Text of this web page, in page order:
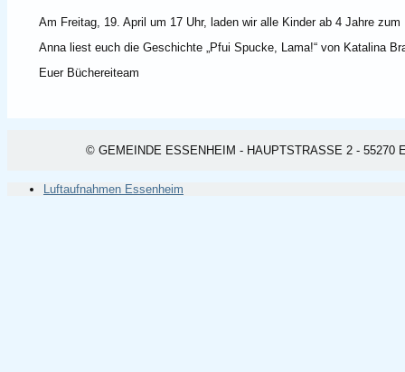
Am Freitag, 19. April um 17 Uhr, laden wir alle Kinder ab 4 Jahre
Anna liest euch die Geschichte „Pfui Spucke, Lama!“ von Katalina
Euer Büchereiteam
© GEMEINDE ESSENHEIM - HAUPTSTRASSE 2 - 55270
Luftaufnahmen Essenheim